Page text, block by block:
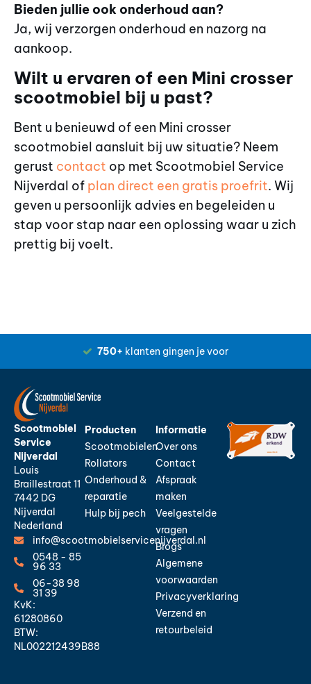
Bieden jullie ook onderhoud aan?
Ja, wij verzorgen onderhoud en nazorg na
aankoop.
Wilt u ervaren of een Mini crosser
scootmobiel bij u past?
Bent u benieuwd of een Mini crosser
scootmobiel aansluit bij uw situatie? Neem
gerust contact op met Scootmobiel Service
Nijverdal of plan direct een gratis proefrit. Wij
geven u persoonlijk advies en begeleiden u
stap voor stap naar een oplossing waar u zich
prettig bij voelt.
750+ klanten gingen je voor
Scootmobiel
Service
Nijverdal
Louis
Braillestraat 11
7442 DG
Nijverdal
Nederland
info@scootmobielservicenijverdal.nl
0548 - 85
96 33
06-38 98
31 39
KvK:
61280860
BTW:
NL002212439B88
Producten
Scootmobielen
Rollators
Onderhoud &
reparatie
Hulp bij pech
Informatie
Over ons
Contact
Afspraak
maken
Veelgestelde
vragen
Blogs
Algemene
voorwaarden
Privacyverklaring
Verzend en
retourbeleid